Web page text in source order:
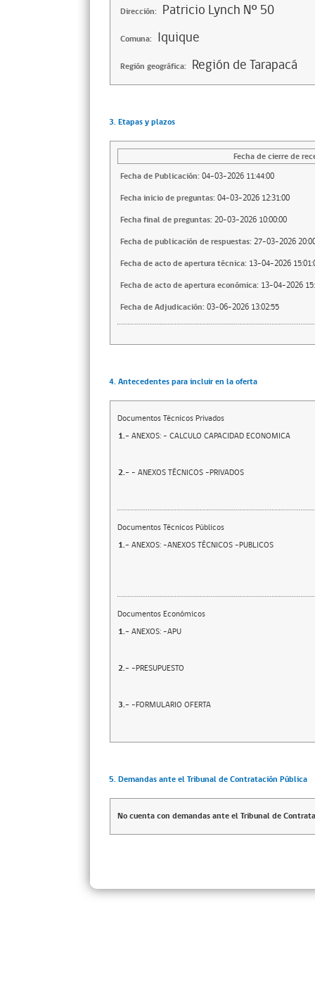
Dirección: Patricio Lynch Nº 50
Comuna: Iquique
Región geográfica: Región de Tarapacá
3. Etapas y plazos
Fecha de cierre de
Fecha de Publicación: 04-03-2026 11:44:00
Fecha inicio de preguntas: 04-03-2026 12:31:00
Fecha final de preguntas: 20-03-2026 10:00:00
Fecha de publicación de respuestas: 27-03-2026
Fecha de acto de apertura técnica: 13-04-2026
Fecha de acto de apertura económica: 13-04-2026
Fecha de Adjudicación: 03-06-2026 13:02:55
4. Antecedentes para incluir en la oferta
Documentos Técnicos Privados
1.- ANEXOS: - CALCULO CAPACIDAD ECONOMICA
2.- - ANEXOS TÉCNICOS -PRIVADOS
Documentos Técnicos Públicos
1.- ANEXOS: -ANEXOS TÉCNICOS -PUBLICOS
Documentos Económicos
1.- ANEXOS: -APU
2.- -PRESUPUESTO
3.- -FORMULARIO OFERTA
5. Demandas ante el Tribunal de Contratación Pública
No cuenta con demandas ante el Tribunal de